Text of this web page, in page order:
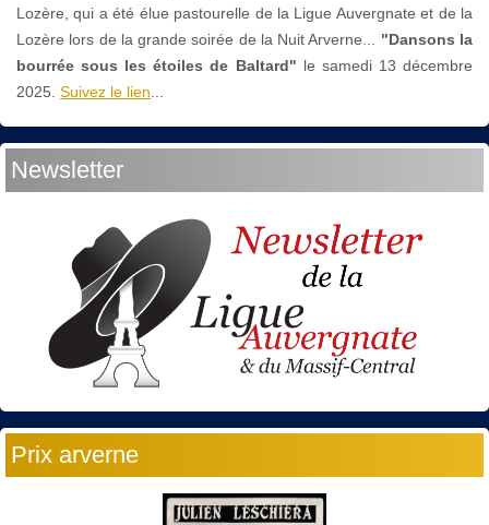
Lozère, qui a été élue pastourelle de la Ligue Auvergnate et de la
Lozère lors de la grande soirée de la Nuit Arverne...
"Dansons la
bourrée sous les étoiles de Baltard" le samedi 13 décembre
2025. Suivez le lien
Newsletter
Prix arverne